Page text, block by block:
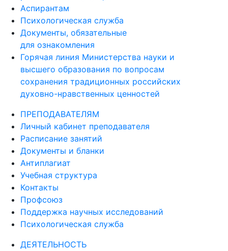
Аспирантам
Психологическая служба
Документы, обязательные
для ознакомления
Горячая линия Министерства науки и
высшего образования по вопросам
сохранения традиционных российских
духовно-нравственных ценностей
ПРЕПОДАВАТЕЛЯМ
Личный кабинет преподавателя
Расписание занятий
Документы и бланки
Антиплагиат
Учебная структура
Контакты
Профсоюз
Поддержка научных исследований
Психологическая служба
ДЕЯТЕЛЬНОСТЬ